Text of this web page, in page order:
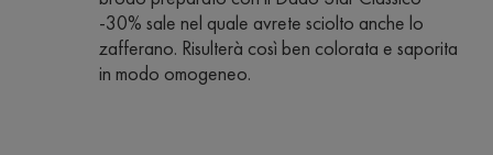
-30% sale nel quale avrete sciolto anche lo
zafferano. Risulterà così ben colorata e saporita
in modo omogeneo.